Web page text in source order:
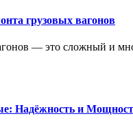
грузовых вагонов
— это сложный и
Надёжность и